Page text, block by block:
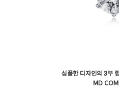
심플한 디자인의 3부
MD